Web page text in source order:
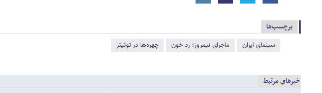
برچسب‌ها
سینمای ایران ماجرای نیمروز؛ رد خون چهره‌ها در توئیتر
خبرهای مرتبط